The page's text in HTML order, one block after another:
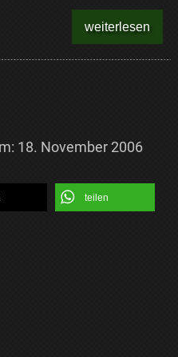
weiterlesen
18. November 2006
teilen